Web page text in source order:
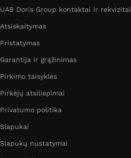
UAB Doris Group kontaktai ir rekvizitai
Atsiskaitymas
Pristatymas
Garantija ir grąžinimas
Pirkimo taisyklės
Pirkėjų atsiliepimai
Privatumo politika
Slapukai
Slapukų nustatymai